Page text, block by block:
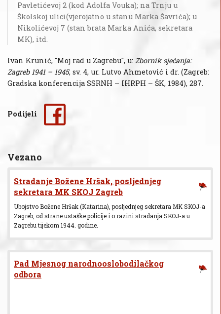
Pavletićevoj 2 (kod Adolfa Vouka); na Trnju u
Školskoj ulici(vjerojatno u stanu Marka Šavrića); u
Nikolićevoj 7 (stan brata Marka Anića, sekretara
MK), itd.
Ivan Krunić, "Moj rad u Zagrebu", u: Zbornik sjećanja:
Zagreb 1941 – 1945, sv. 4, ur. Lutvo Ahmetović i dr. (Zagreb:
Gradska konferencija SSRNH – IHRPH – ŠK, 1984), 287.
Podijeli
Vezano
Stradanje Božene Hršak, posljednjeg
sekretara MK SKOJ Zagreb
Ubojstvo Božene Hršak (Katarina), posljednjeg sekretara MK SKOJ-a
Zagreb, od strane ustaške policije i o razini stradanja SKOJ-a u
Zagrebu tijekom 1944. godine.
Pad Mjesnog narodnooslobodilačkog
odbora